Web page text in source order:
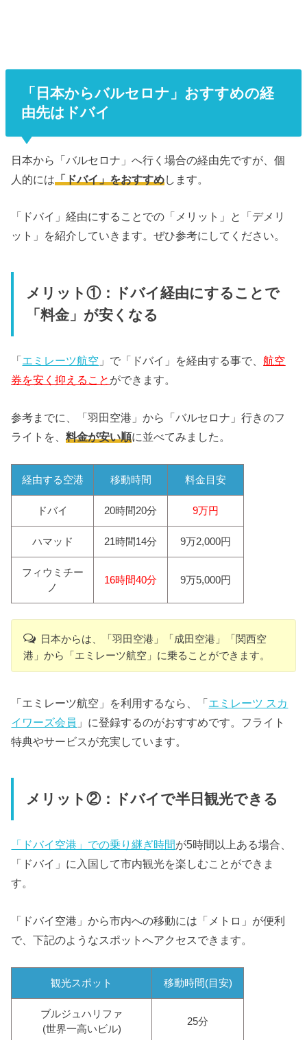
「日本からバルセロナ」おすすめの経
由先はドバイ
日本から「バルセロナ」へ行く場合の経由先ですが、個
人的には「ドバイ」をおすすめします。
「ドバイ」経由にすることでの「メリット」と「デメリ
ット」を紹介していきます。ぜひ参考にしてください。
メリット①：ドバイ経由にすることで
「料金」が安くなる
「 エミレーツ航空 」で「ドバイ」を経由する事で、航空
券を安く抑えること ができます。
参考までに、「羽田空港」から「バルセロナ」行きのフ
ライトを、料金が安い順に並べてみました。
経由する空港 移動時間 料金目安
ドバイ 20時間20分 9万円
ハマッド 21時間14分 9万2,000円
フィウミチー
ノ
16時間40分 9万5,000円
日本からは、「羽田空港」「成田空港」「関西空
港」から「エミレーツ航空」に乗ることができます。
「エミレーツ航空」を利用するなら、「エミレーツ スカ
イワーズ会員 」に登録するのがおすすめです。フライト
特典やサービスが充実しています。
メリット②：ドバイで半日観光できる
「ドバイ空港」での乗り継ぎ時間が5時間以上ある場合、
「ドバイ」に入国して市内観光を楽しむことができま
す。
「ドバイ空港」から市内への移動には「メトロ」が便利
で、下記のようなスポットへアクセスできます。
観光スポット 移動時間(目安)
ブルジュハリファ
(世界一高いビル)
25分